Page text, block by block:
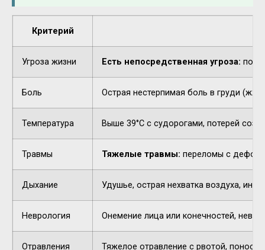
Критерий
Угроза жизни Есть непосредственная угроза:
Боль Острая нестерпимая боль в груди
Температура Выше 39°C с судорогами, потерей
Травмы Тяжелые травмы: переломы с
Дыхание Удушье, острая нехватка воздуха,
Неврология Онемение лица или конечностей,
Отравления Тяжелое отравление с рвотой,